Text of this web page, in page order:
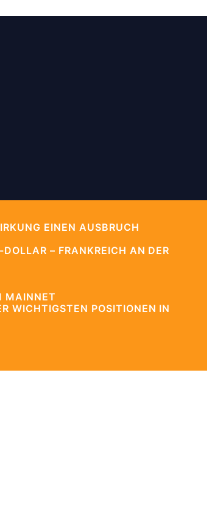
EINEN AUSBRUCH
– FRANKREICH AN DER
MAINNET
WICHTIGSTEN POSITIONEN IN